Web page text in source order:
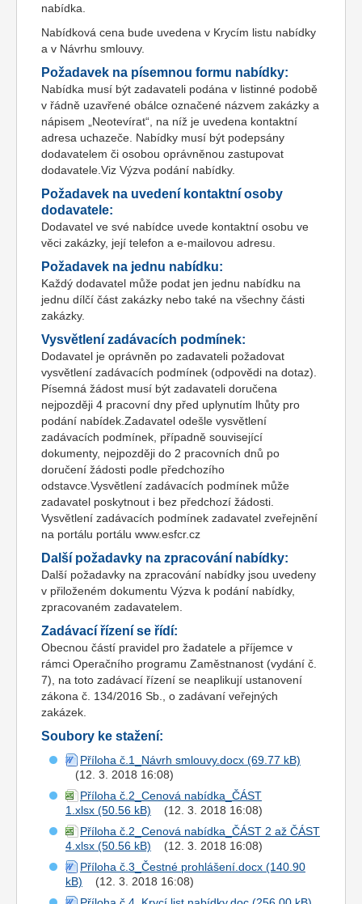
nabídka.
Nabídková cena bude uvedena v Krycím listu nabídky
a v Návrhu smlouvy.
Požadavek na písemnou formu nabídky:
Nabídka musí být zadavateli podána v listinné podobě
v řádně uzavřené obálce označené názvem zakázky a
nápisem „Neotevírat“, na níž je uvedena kontaktní
adresa uchazeče. Nabídky musí být podepsány
dodavatelem či osobou oprávněnou zastupovat
dodavatele.Viz Výzva podání nabídky.
Požadavek na uvedení kontaktní osoby
dodavatele:
Dodavatel ve své nabídce uvede kontaktní osobu ve
věci zakázky, její telefon a e-mailovou adresu.
Požadavek na jednu nabídku:
Každý dodavatel může podat jen jednu nabídku na
jednu dílčí část zakázky nebo také na všechny části
zakázky.
Vysvětlení zadávacích podmínek:
Dodavatel je oprávněn po zadavateli požadovat
vysvětlení zadávacích podmínek (odpovědi na dotaz).
Písemná žádost musí být zadavateli doručena
nejpozději 4 pracovní dny před uplynutím lhůty pro
podání nabídek.Zadavatel odešle vysvětlení
zadávacích podmínek, případně související
dokumenty, nejpozději do 2 pracovních dnů po
doručení žádosti podle předchozího
odstavce.Vysvětlení zadávacích podmínek může
zadavatel poskytnout i bez předchozí žádosti.
Vysvětlení zadávacích podmínek zadavatel zveřejnění
na portálu portálu www.esfcr.cz
Další požadavky na zpracování nabídky:
Další požadavky na zpracování nabídky jsou uvedeny
v přiloženém dokumentu Výzva k podání nabídky,
zpracovaném zadavatelem.
Zadávací řízení se řídí:
Obecnou částí pravidel pro žadatele a příjemce v
rámci Operačního programu Zaměstnanost (vydání č.
7), na toto zadávací řízení se neaplikují ustanovení
zákona č. 134/2016 Sb., o zadávaní veřejných
zakázek.
Soubory ke stažení:
Příloha č.1_Návrh smlouvy.docx
(12. 3. 2018 16:08)
Příloha č.2_Cenová nabídka_ČÁST
1.xlsx
(12. 3. 2018 16:08)
Příloha č.2_Cenová nabídka_ČÁST 2 až ČÁST
4.xlsx
(12. 3. 2018 16:08)
Příloha č.3_Čestné prohlášení.docx
(12. 3. 2018 16:08)